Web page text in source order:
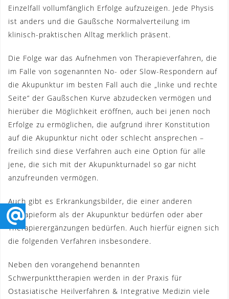
Einzelfall vollumfänglich Erfolge aufzuzeigen. Jede Physis
ist anders und die Gaußsche Normalverteilung im
klinisch-praktischen Alltag merklich präsent.
Die Folge war das Aufnehmen von Therapieverfahren, die
im Falle von sogenannten No- oder Slow-Respondern auf
die Akupunktur im besten Fall auch die „linke und rechte
Seite“ der Gaußschen Kurve abzudecken vermögen und
hierüber die Möglichkeit eröffnen, auch bei jenen noch
Erfolge zu ermöglichen, die aufgrund ihrer Konstitution
auf die Akupunktur nicht oder schlecht ansprechen –
freilich sind diese Verfahren auch eine Option für alle
jene, die sich mit der Akupunkturnadel so gar nicht
anzufreunden vermögen.
Auch gibt es Erkrankungsbilder, die einer anderen
Therapieform als der Akupunktur bedürfen oder aber
Therapierergänzungen bedürfen. Auch hierfür eignen sich
die folgenden Verfahren insbesondere.
Neben den vorangehend benannten
Schwerpunkttherapien werden in der Praxis für
Ostasiatische Heilverfahren & Integrative Medizin viele